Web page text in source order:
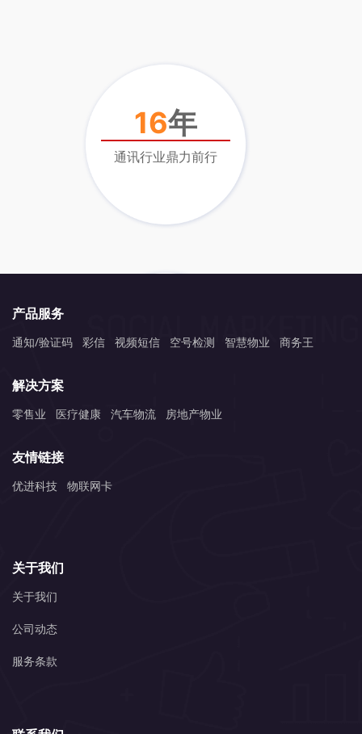
16年
通讯行业鼎力前行
1亿+
产品服务
通知/验证码 彩信 视频短信 空号检测 智慧物业 商务王
解决方案
零售业 医疗健康 汽车物流 房地产物业
友情链接
优进科技 物联网卡
关于我们
关于我们
公司动态
服务条款